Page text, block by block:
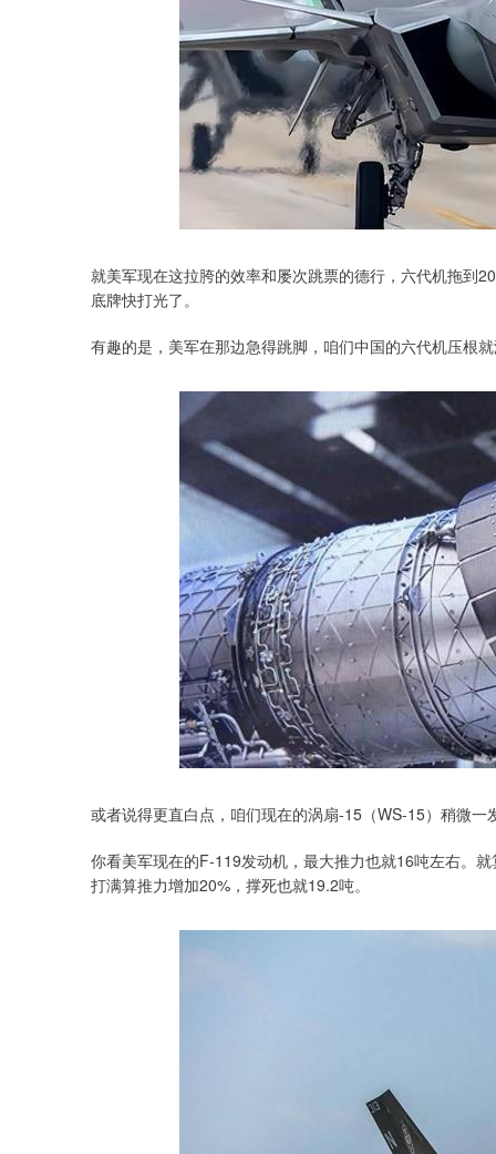
就美军现在这拉胯的效率和屡次跳票的德行，六代机拖到
底牌快打光了。
有趣的是，美军在那边急得跳脚，咱们中国的六代机压根
或者说得更直白点，咱们现在的涡扇-15（WS-15）稍微
你看美军现在的F-119发动机，最大推力也就16吨左右。
打满算推力增加20%，撑死也就19.2吨。